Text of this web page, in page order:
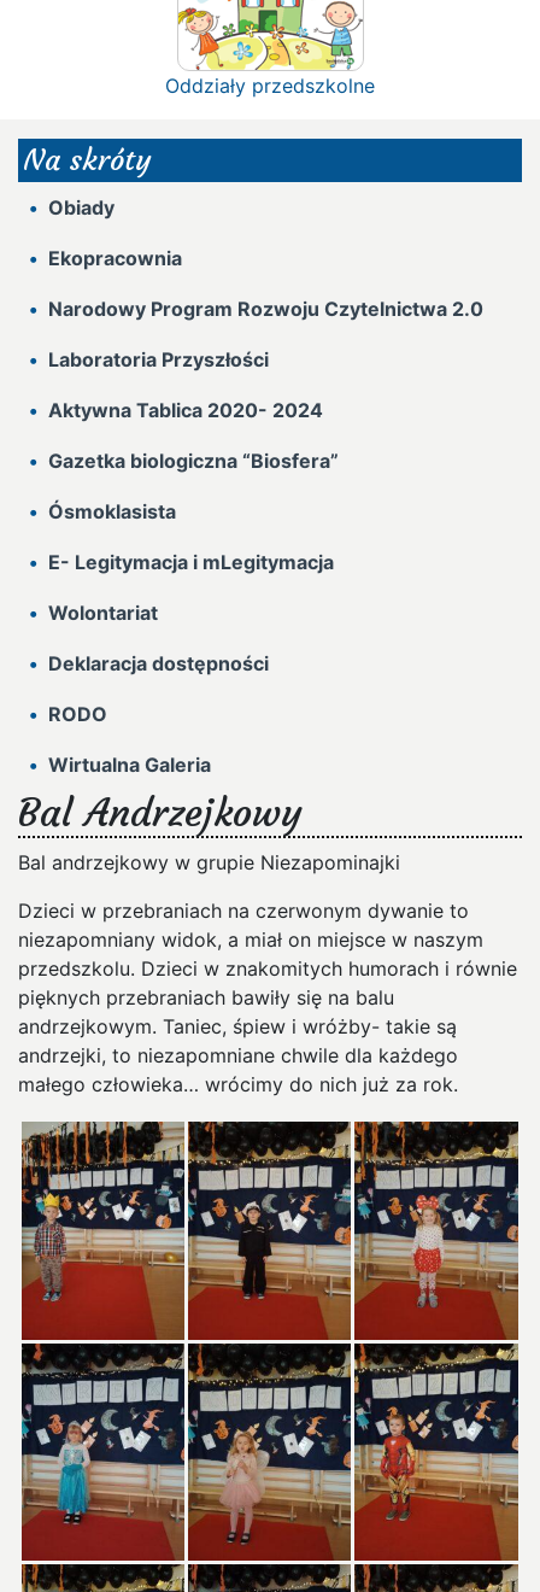
Oddziały przedszkolne
Na skróty
Obiady
Ekopracownia
Narodowy Program Rozwoju Czytelnictwa 2.0
Laboratoria Przyszłości
Aktywna Tablica 2020- 2024
Gazetka biologiczna “Biosfera”
Ósmoklasista
E- Legitymacja i mLegitymacja
Wolontariat
Deklaracja dostępności
RODO
Wirtualna Galeria
Bal Andrzejkowy
Bal andrzejkowy w grupie Niezapominajki
Dzieci w przebraniach na czerwonym dywanie to
niezapomniany widok, a miał on miejsce w naszym
przedszkolu. Dzieci w znakomitych humorach i równie
pięknych przebraniach bawiły się na balu
andrzejkowym. Taniec, śpiew i wróżby- takie są
andrzejki, to niezapomniane chwile dla każdego
małego człowieka… wrócimy do nich już za rok.